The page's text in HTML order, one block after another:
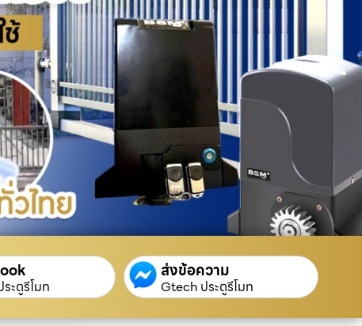
ะตูรีโมท
ส่งข้อความ
Gtech ประตูรีโมท